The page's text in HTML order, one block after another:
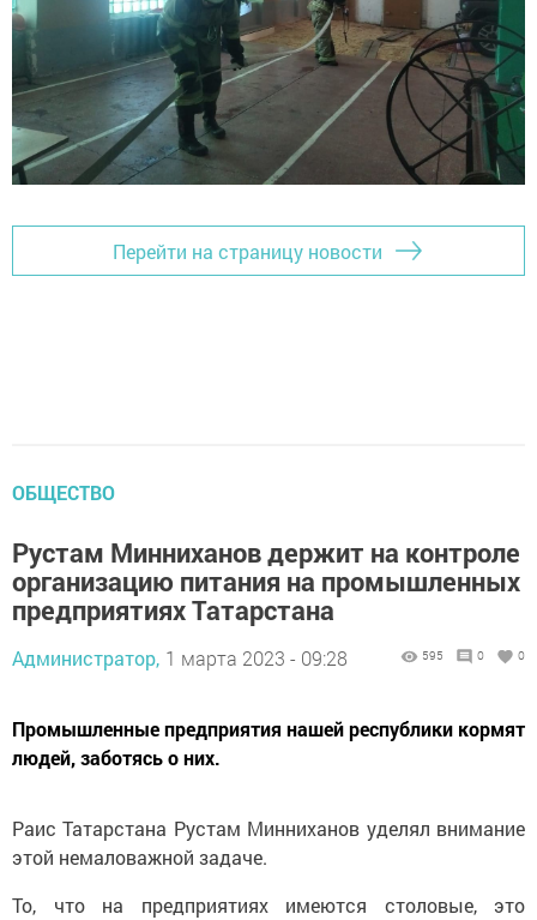
Перейти на страницу новости
ОБЩЕСТВО
Рустам Минниханов держит на контроле
организацию питания на промышленных
предприятиях Татарстана
Администратор, 1 марта 2023 - 09:28 595 0 0
Промышленные предприятия нашей республики кормят
людей, заботясь о них.
Раис Татарстана Рустам Минниханов уделял внимание
этой немаловажной задаче.
То, что на предприятиях имеются столовые, это